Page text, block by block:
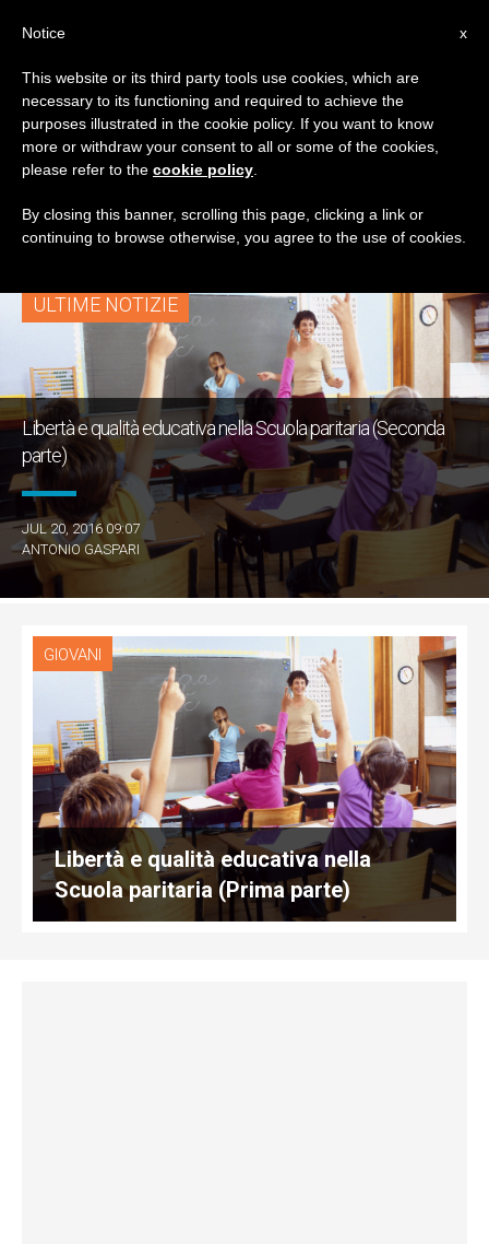
TAG
Posts Tagged
‘pubblica’
ULTIME NOTIZIE
Libertà e qualità educativa nella Scuola paritaria (Seconda
parte)
JUL 20, 2016 09:07
ANTONIO GASPARI
GIOVANI
Libertà e qualità educativa nella
Scuola paritaria (Prima parte)
x
Notice
This website or its third party tools use cookies, which are
necessary to its functioning and required to achieve the
purposes illustrated in the cookie policy. If you want to know
more or withdraw your consent to all or some of the cookies,
please refer to the cookie policy
By closing this banner, scrolling this page, clicking a link or
continuing to browse otherwise, you agree to the use of cookies.